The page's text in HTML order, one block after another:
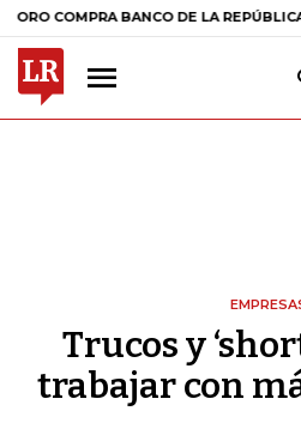
BANCO DE LA REPÚBLICA $
Trucos y
trabajar con